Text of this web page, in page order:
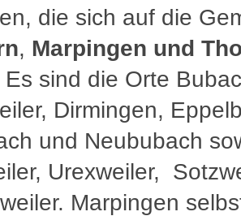
die sich auf die
, Marpingen und
sind die Orte
Dirmingen,
und Neububach
Urexweiler,
Marpingen